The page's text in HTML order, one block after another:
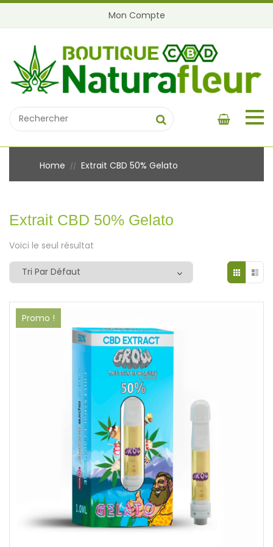
Mon Compte
Home // Extrait CBD 50% Gelato
Extrait CBD 50% Gelato
Voici le seul résultat
Promo !